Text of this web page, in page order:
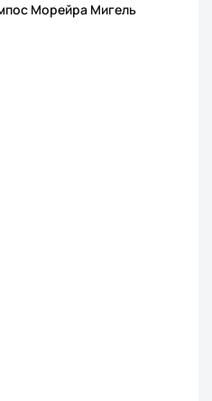
Морейра Мигель